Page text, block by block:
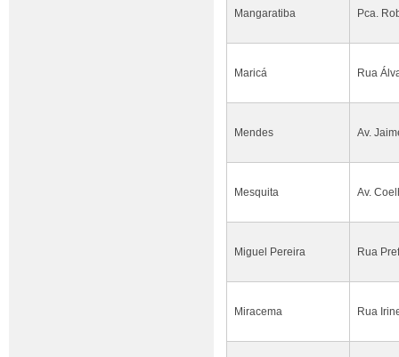
Mangaratiba Pca.
Maricá Rua
Mendes Av.
Mesquita Av.
Miguel Pereira Rua
Miracema Rua